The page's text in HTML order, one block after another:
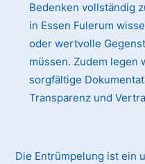
Bedenken vollständig
in Essen Fulerum
oder wertvolle
müssen. Zudem legen
sorgfältige
Transparenz und
Die Entrümpelung ist ein